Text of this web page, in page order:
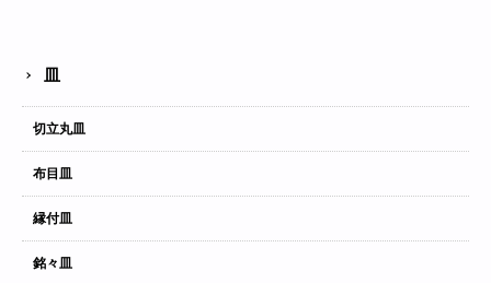
皿
切立丸皿
布目皿
縁付皿
銘々皿